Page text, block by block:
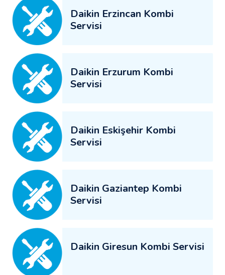
Daikin Erzincan Kombi
Servisi
Daikin Erzurum Kombi
Servisi
Daikin Eskişehir Kombi
Servisi
Daikin Gaziantep Kombi
Servisi
Daikin Giresun Kombi Servisi